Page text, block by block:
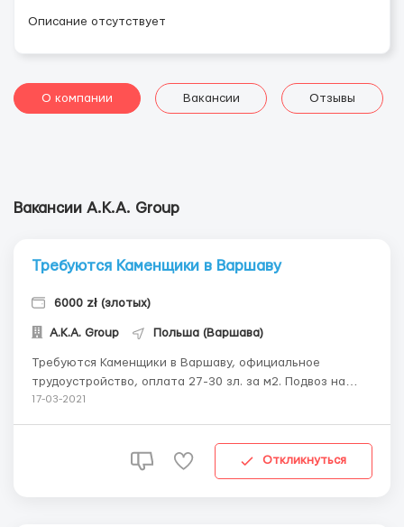
Описание отсутствует
О компании Вакансии Отзывы
Вакансии А.К.А. Group
Требуются Каменщики в Варшаву
6000 zł (злотых)
А.К.А. Group Польша (Варшава)
Требуются Каменщики в Варшаву, официальное
трудоустройство, оплата 27-30 зл. за м2. Подвоз на
работу, предоставляется спецодежда, есть места для
17-03-2021
Откликнуться